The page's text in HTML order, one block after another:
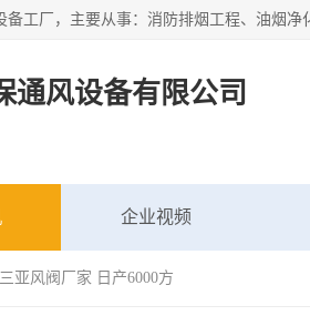
通风设备有限公司
企业视频
亚风阀厂家 日产6000方